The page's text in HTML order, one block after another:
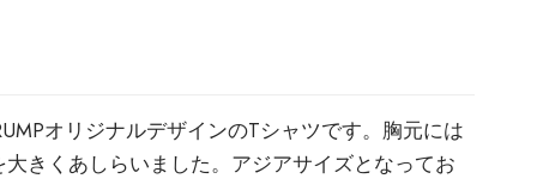
オリジナルデザインのTシャツです。胸元には
きくあしらいました。アジアサイズとなってお